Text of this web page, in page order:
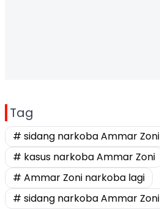
Tag
# sidang narkoba Ammar Zoni
# kasus narkoba Ammar Zoni
# Ammar Zoni narkoba lagi
# sidang narkoba Ammar Zoni